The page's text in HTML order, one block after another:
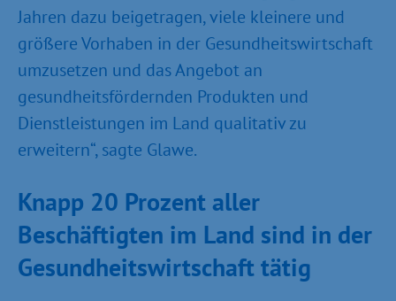
Jahren dazu beigetragen, viele kleinere und
größere Vorhaben in der Gesundheitswirtschaft
umzusetzen und das Angebot an
gesundheitsfördernden Produkten und
Dienstleistungen im Land qualitativ zu
erweitern“, sagte Glawe.
Knapp 20 Prozent aller
Beschäftigten im Land sind in der
Gesundheitswirtschaft tätig